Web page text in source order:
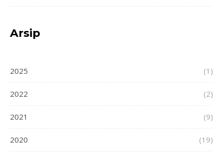
Arsip
2025 (1)
2022 (2)
2021 (9)
2020 (19)